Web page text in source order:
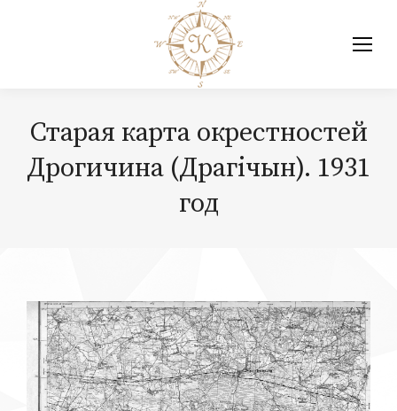
Старая карта окрестностей
Дрогичина (Драгiчын). 1931
год